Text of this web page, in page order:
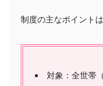
制度の主なポイント
対象：全世帯